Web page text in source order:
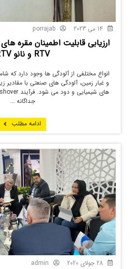
porrajab
ارزیابی قابلیت اطمینان مقره
RTV و نانو RTV
انواع مختلفی از آلودگی ها وجود دارد که
و غبار زمین، آلودگی های صنعتی با مقادیر
جداگانه ...
ادامه مطلب
admin